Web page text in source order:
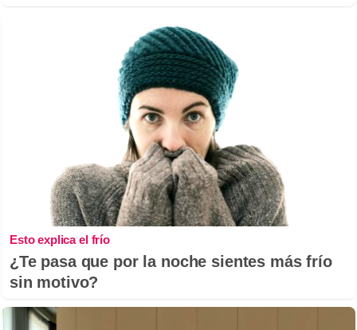
Esto explica el frío
¿Te pasa que por la noche sientes más frío
sin motivo?